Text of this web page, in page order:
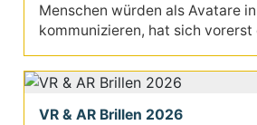
Menschen würden als Avatare in
kommunizieren, hat sich
VR & AR Brillen 2026